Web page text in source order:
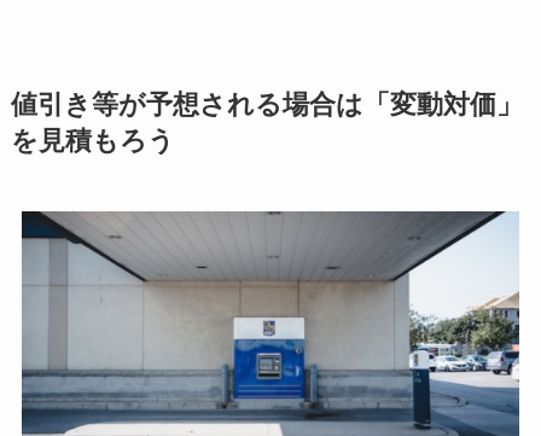
値引き等が予想される場合は「変動対価」
を見積もろう